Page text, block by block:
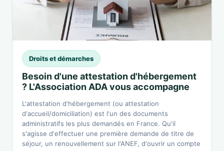
Droits et démarches
Besoin d'une attestation d'hébergement
? L'Association ADA vous accompagne
L'attestation d'hébergement (ou attestation
d'accueil/domiciliation) est l'un des documents
administratifs les plus demandés en France. Qu'il
s'agisse d'effectuer une première demande de titre de
séjour, un renouvellement sur l'ANEF, d'ouvrir un compte